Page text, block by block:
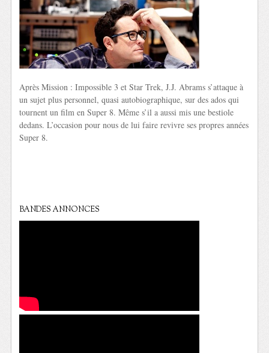
Après Mission : Impossible 3 et Star Trek, J.J. Abrams s’attaque à
un sujet plus personnel, quasi autobiographique, sur des ados qui
tournent un film en Super 8. Même s’il a aussi mis une bestiole
dedans. L’occasion pour nous de lui faire revivre ses propres années
Super 8.
BANDES ANNONCES